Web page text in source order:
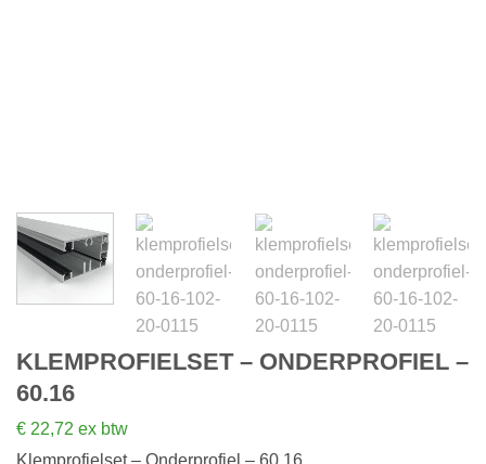
KLEMPROFIELSET – ONDERPROFIEL –
60.16
€ 22,72 ex btw